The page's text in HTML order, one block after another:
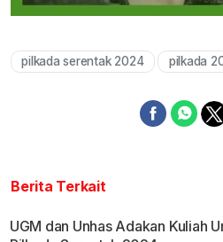
pilkada serentak 2024 pilkada
Berita Terkait
UGM dan Unhas Adakan Kuliah